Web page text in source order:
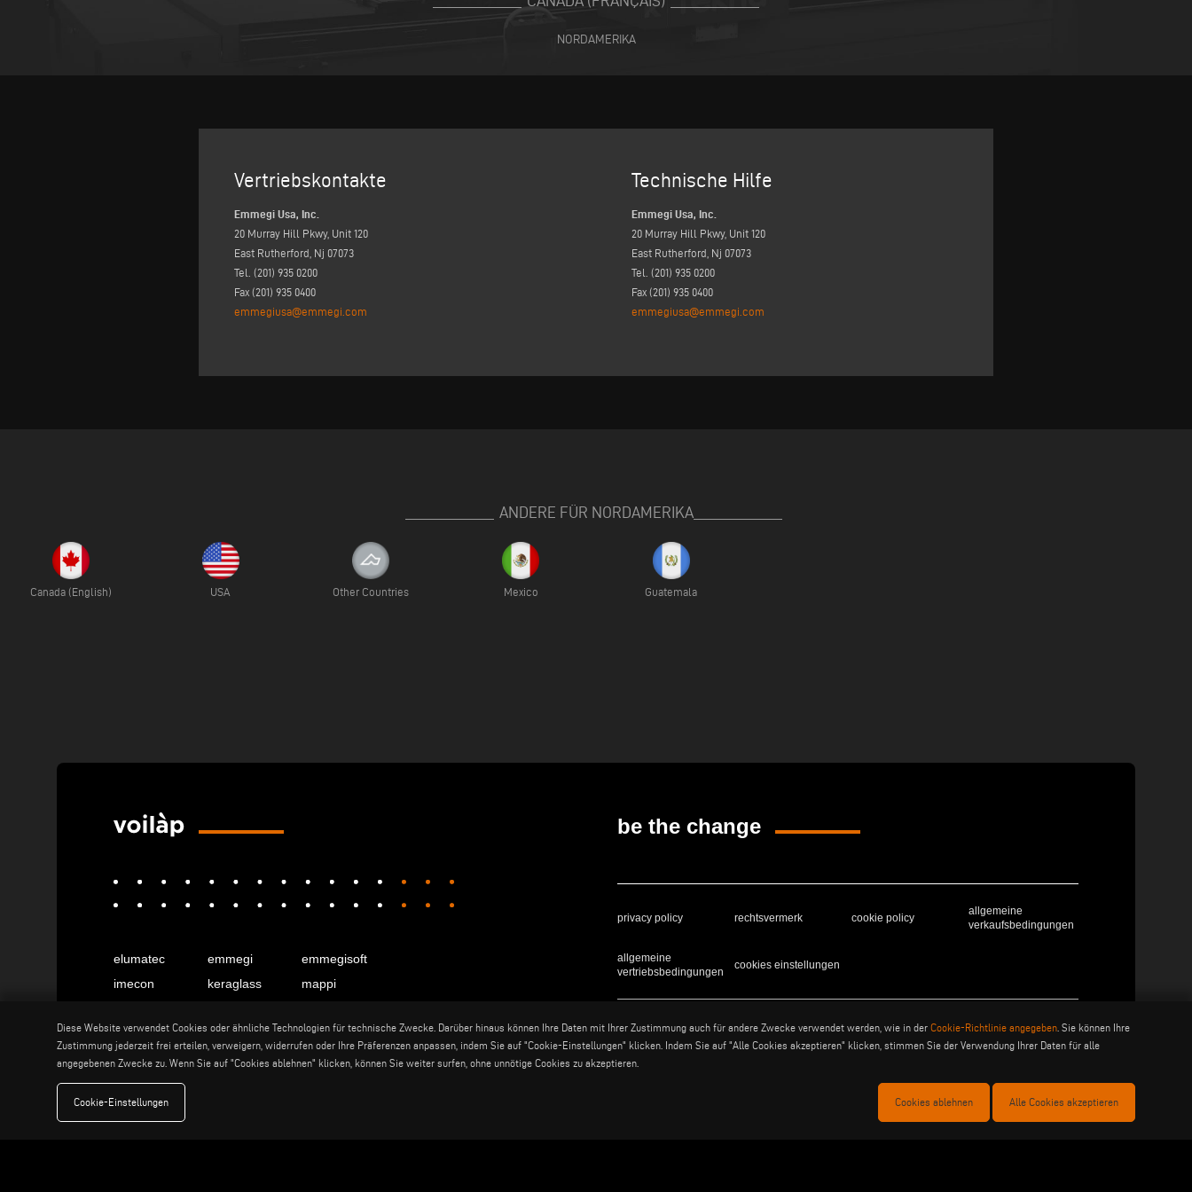
NORDAMERIKA
Vertriebskontakte
Emmegi Usa, Inc.
20 Murray Hill Pkwy, Unit 120
East Rutherford, Nj 07073
Tel. (201) 935 0200
Fax (201) 935 0400
emmegiusa@emmegi.com
Technische Hilfe
Emmegi Usa, Inc.
20 Murray Hill Pkwy, Unit 120
East Rutherford, Nj 07073
Tel. (201) 935 0200
Fax (201) 935 0400
emmegiusa@emmegi.com
ANDERE FÜR NORDAMERIKA
Canada (English) USA Other Countries Mexico Guatemala
elumatec emmegi
emmegisoft
imecon
keraglass
mappi
stuga
stürtz
tekna
voilàp
voilàpdigital
Deutsch
be the change
privacy policy rechtsvermerk cookie policy
allgemeine
verkaufsbedingungen
allgemeine
vertriebsbedingungen
cookies einstellungen
Voilàp S.p.a. - Via Archimede, 10 - 41019 Soliera (MO) - ITALY - C.F - P.IVA 02057270361
Diese Website verwendet Cookies oder ähnliche Technologien für technische Zwecke. Darüber hinaus können Ihre Daten mit Ihrer Zustimmung auch für andere Zwecke verwendet werden, wie in der Cookie-Richtlinie angegeben . Sie können Ihre
Zustimmung jederzeit frei erteilen, verweigern, widerrufen oder Ihre Präferenzen anpassen, indem Sie auf "Cookie-Einstellungen" klicken. Indem Sie auf "Alle Cookies akzeptieren" klicken, stimmen Sie der Verwendung Ihrer Daten für alle
angegebenen Zwecke zu. Wenn Sie auf "Cookies ablehnen" klicken, können Sie weiter surfen, ohne unnötige Cookies zu akzeptieren.
Cookie-Einstellungen Cookies ablehnen Alle Cookies akzeptieren